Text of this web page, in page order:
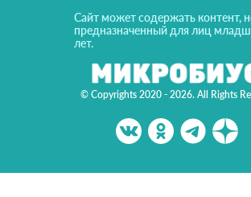
© Copyrights 2020 - 2026. All Rights
Сайт может содержать контент,
предназначенный для лиц
лет.